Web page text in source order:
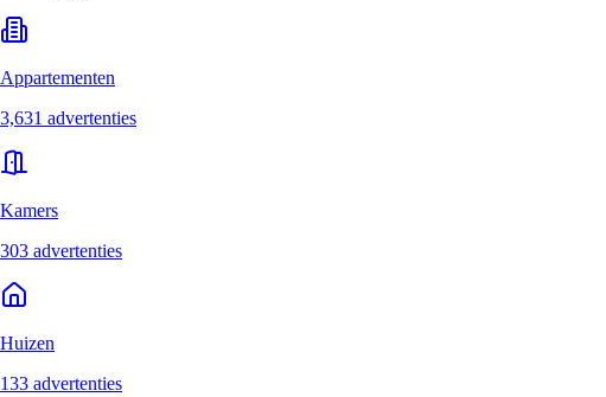
Appartementen
3,631 advertenties
Kamers
303 advertenties
Huizen
133 advertenties